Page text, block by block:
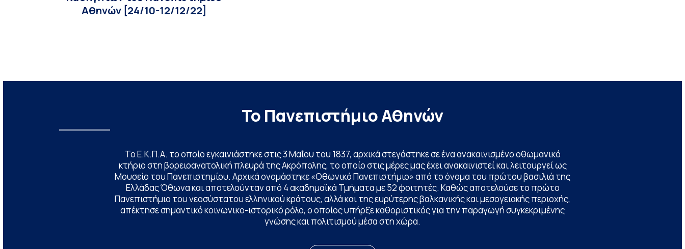
Αθηνών [24/10-12/12/22]
Το Πανεπιστήμιο Αθηνών
Το Ε.Κ.Π.Α. το οποίο εγκαινιάστηκε στις 3 Μαΐου του 1837, αρχικά στεγάστηκε σε ένα ανακαινισμένο οθωμανικό
κτήριο στη βορειοανατολική πλευρά της Ακρόπολης, το οποίο στις μέρες μας έχει ανακαινιστεί και λειτουργεί ως
Μουσείο του Πανεπιστημίου. Αρχικά ονομάστηκε «Οθωνικό Πανεπιστήμιο» από το όνομα του πρώτου βασιλιά της
Ελλάδας Όθωνα και αποτελούνταν από 4 ακαδημαϊκά Τμήματα με 52 φοιτητές. Καθώς αποτελούσε το πρώτο
Πανεπιστήμιο του νεοσύστατου ελληνικού κράτους, αλλά και της ευρύτερης βαλκανικής και μεσογειακής περιοχής,
απέκτησε σημαντικό κοινωνικο-ιστορικό ρόλο, ο οποίος υπήρξε καθοριστικός για την παραγωγή συγκεκριμένης
γνώσης και πολιτισμού μέσα στη χώρα.